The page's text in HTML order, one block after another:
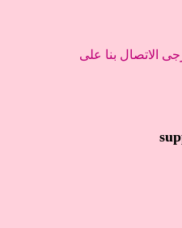
الاتصال بنا على